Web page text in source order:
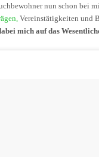
nun schon bei
Vereinstätigkeiten und
mich auf das